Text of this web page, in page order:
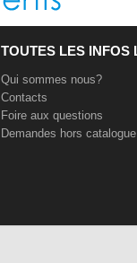
TOUTES LES INFOS
Qui sommes nous?
Contacts
Foire aux questions
Demandes hors catalogue